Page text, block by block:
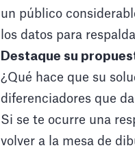
un público
los datos para
Destaque su
¿Qué hace que su
diferenciadores que
Si se te ocurre una
volver a la mesa de